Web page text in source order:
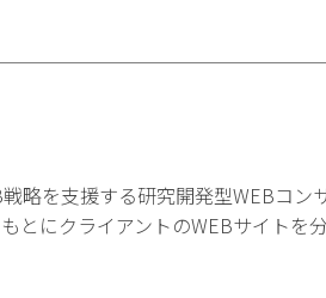
略を支援する研究開発型WEBコン
とにクライアントのWEBサイトを